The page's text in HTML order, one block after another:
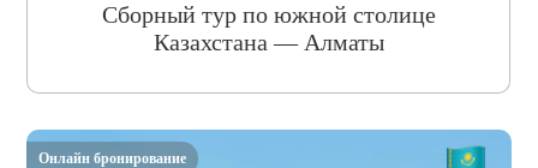
Сборный тур по южной столице
Казахстана — Алматы
Онлайн бронирование